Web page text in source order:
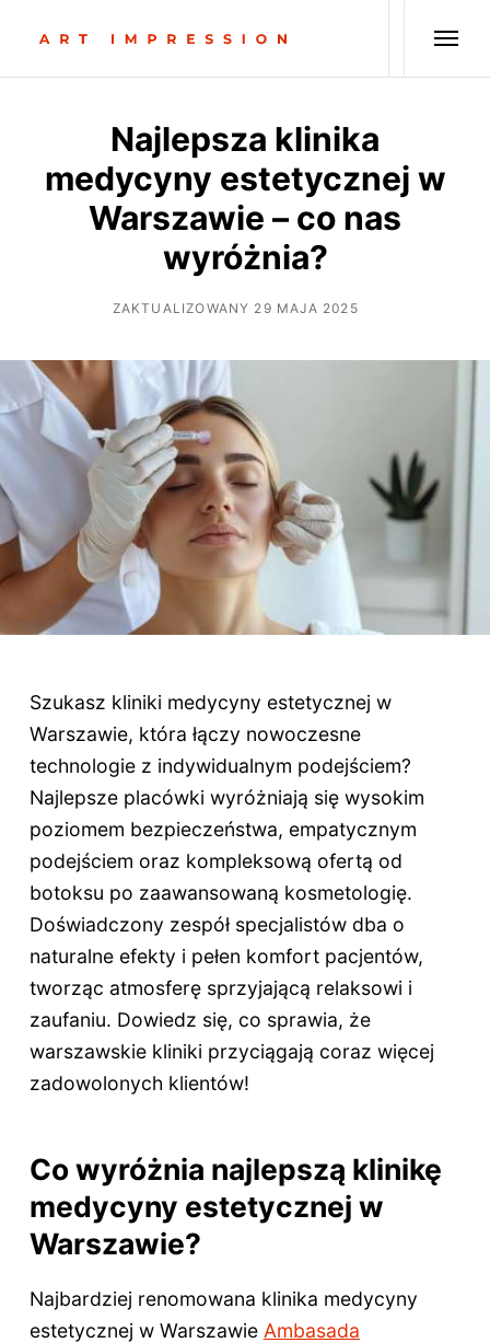
Najlepsza klinika
medycyny estetycznej w
Warszawie – co nas
wyróżnia?
ZAKTUALIZOWANY 29 MAJA 2025
Szukasz kliniki medycyny estetycznej w
Warszawie, która łączy nowoczesne
technologie z indywidualnym podejściem?
Najlepsze placówki wyróżniają się wysokim
poziomem bezpieczeństwa, empatycznym
podejściem oraz kompleksową ofertą od
botoksu po zaawansowaną kosmetologię.
Doświadczony zespół specjalistów dba o
naturalne efekty i pełen komfort pacjentów,
tworząc atmosferę sprzyjającą relaksowi i
zaufaniu. Dowiedz się, co sprawia, że
warszawskie kliniki przyciągają coraz więcej
zadowolonych klientów!
Co wyróżnia najlepszą klinikę
medycyny estetycznej w
Warszawie?
Najbardziej renomowana klinika medycyny
estetycznej w Warszawie Ambasada